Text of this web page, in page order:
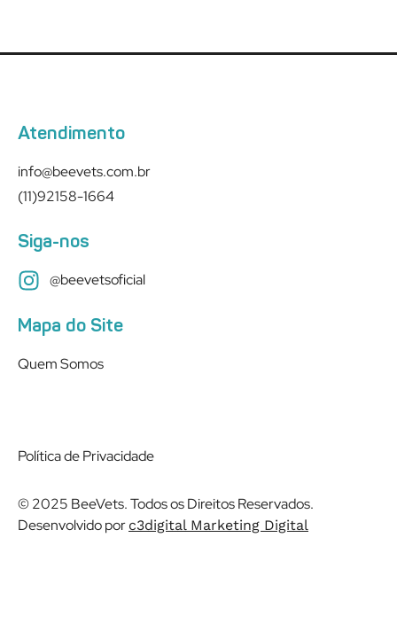
Atendimento
info@beevets.com.br
(11)92158-1664
Siga-nos
@beevetsoficial
Mapa do Site
Quem Somos
Política de Privacidade
© 2025 BeeVets. Todos os Direitos Reservados.
Desenvolvido por c3digital Marketing Digital